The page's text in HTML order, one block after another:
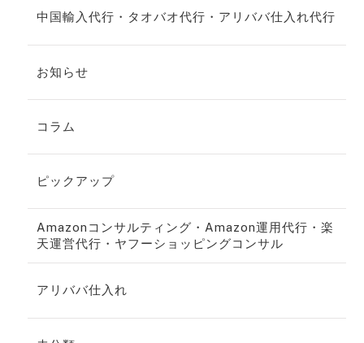
中国輸入代行・タオバオ代行・アリババ仕入れ代行
お知らせ
コラム
ピックアップ
Amazonコンサルティング・Amazon運用代行・楽
天運営代行・ヤフーショッピングコンサル
アリババ仕入れ